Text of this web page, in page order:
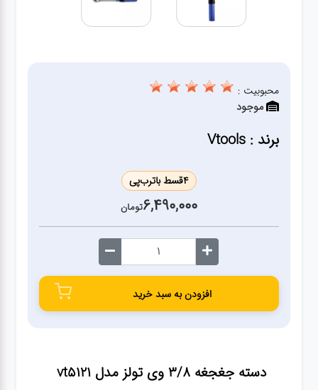
ابزار
بادی
صفحه
دسته جغجغه 3/8 وی تولز مدل vt5121
محبوبیت :
موجود
برند : Vtools
4قسط باترب‌پی
6,490,000تومان
افزودن به سبد خرید